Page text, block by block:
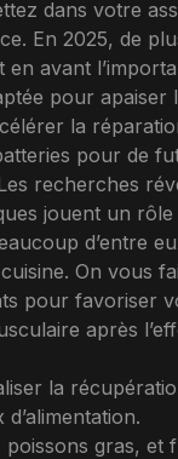
dans votre
En 2025, de
en avant
pour apaiser
la
pour de
recherches
jouent un
d’entre
On vous
pour favoriser
après
la
poissons gras, et